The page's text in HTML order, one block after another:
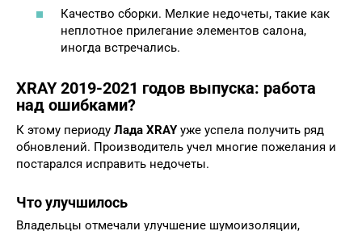
Качество сборки. Мелкие недочеты, такие как
неплотное прилегание элементов салона,
иногда встречались.
XRAY 2019-2021 годов выпуска: работа
над ошибками?
К этому периоду Лада XRAY уже успела получить ряд
обновлений. Производитель учел многие пожелания и
постарался исправить недочеты.
Что улучшилось
Владельцы отмечали улучшение шумоизоляции,